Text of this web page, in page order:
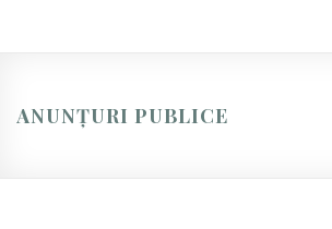
ANUNȚURI PUBLICE